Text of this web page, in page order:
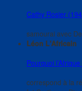
Cathy Rosier
samourai avec
Léon L'Africain
Pourquoi l’Afrique
correspond à la